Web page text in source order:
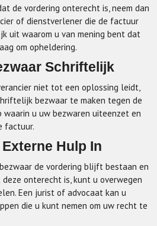
de vordering onterecht is, neem dan
of dienstverlener die de factuur
uit waarom u van mening bent dat
om opheldering.
Schriftelijk
niet tot een oplossing leidt,
bezwaar te maken tegen de
waarin u uw bezwaren uiteenzet en
factuur.
Hulp In
de vordering blijft bestaan en
onterecht is, kunt u overwegen
Een jurist of advocaat kan u
die u kunt nemen om uw recht te